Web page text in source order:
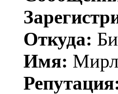
Откуда:
Имя: